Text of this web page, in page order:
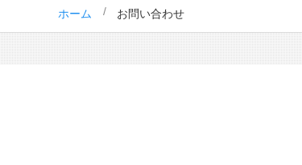
ホーム お問い合わせ